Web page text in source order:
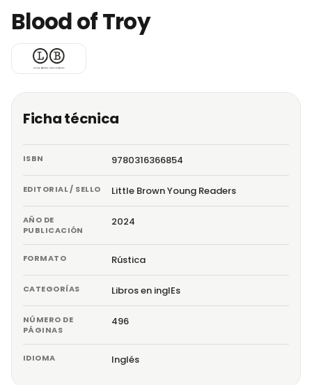
Blood of Troy
Ficha técnica
ISBN 9780316366854
EDITORIAL / SELLO Little Brown Young Readers
AÑO DE
PUBLICACIÓN
2024
FORMATO Rústica
CATEGORÍAS Libros en inglEs
NÚMERO DE
PÁGINAS
496
IDIOMA Inglés